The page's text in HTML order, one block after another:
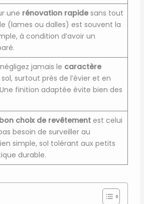
une rénovation rapidesans tout
(lames ou dalles) est souvent la
à condition d’avoir un
jamais le caractère
surtout près de l’évier et en
finition adaptée évite bien des
bon choix de revêtementest celui
besoin de surveiller au
simple, sol tolérant aux petits
durable.